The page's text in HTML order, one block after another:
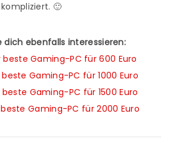
🙂
dich ebenfalls interessieren:
beste Gaming-PC für 600 Euro
Gaming-PC für 1000 Euro
Gaming-PC für 1500 Euro
Gaming-PC für 2000 Euro